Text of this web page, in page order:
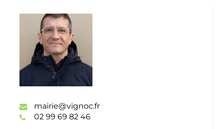
mairie@vignoc.fr
02 99 69 82 46